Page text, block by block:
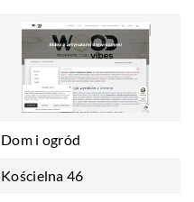
Dom i ogród
Kościelna 46